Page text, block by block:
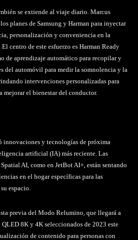
se extiende al viaje diario. Marcus
planes de Samsung y Harman para inyectar
personalización y conveniencia en la
centro de este esfuerzo es Harman Ready
de aprendizaje automático para recopilar y
del automóvil para medir la somnolencia y la
intervenciones personalizadas para
mejorar el bienestar del conductor.
innovaciones y tecnologías de próxima
artificial (IA) más reciente. Las
AI, como en JetBot AI+, están sentando
en el hogar específicas para las
espacio.
previa del Modo Relumino, que llegará a
8K y 4K seleccionados de 2023 este
de contenido para personas con